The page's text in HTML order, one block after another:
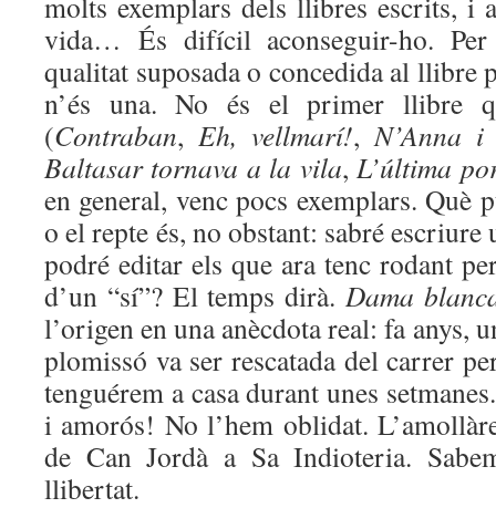
vida… És difícil aconseguir-ho.
qualitat suposada o concedida al
n’és una. No és el primer llibre
(Contraban, Eh, vellmarí!,N’Anna
Baltasar tornava a la vila,L’última
en general, venc pocs exemplars. Què
o el repte és, no obstant: sabré
podré editar els que ara tenc rodant
d’un “sí”? El temps dirà. Dama
l’origen en una anècdota real: fa anys,
plomissó va ser rescatada del carrer
tenguérem a casa durant unes
i amorós! No l’hem oblidat.
de Can Jordà a Sa Indioteria.
llibertat.